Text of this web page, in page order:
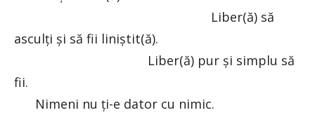
Liber(ă) să
asculți și să fii liniștit(ă).
Liber(ă) pur și simplu să
fii.
Nimeni nu ți-e dator cu nimic.